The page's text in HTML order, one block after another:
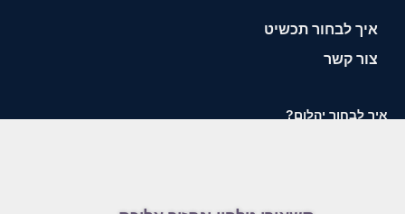
איך לבחור תכשיט
צור קשר
איך לבחור יהלום?